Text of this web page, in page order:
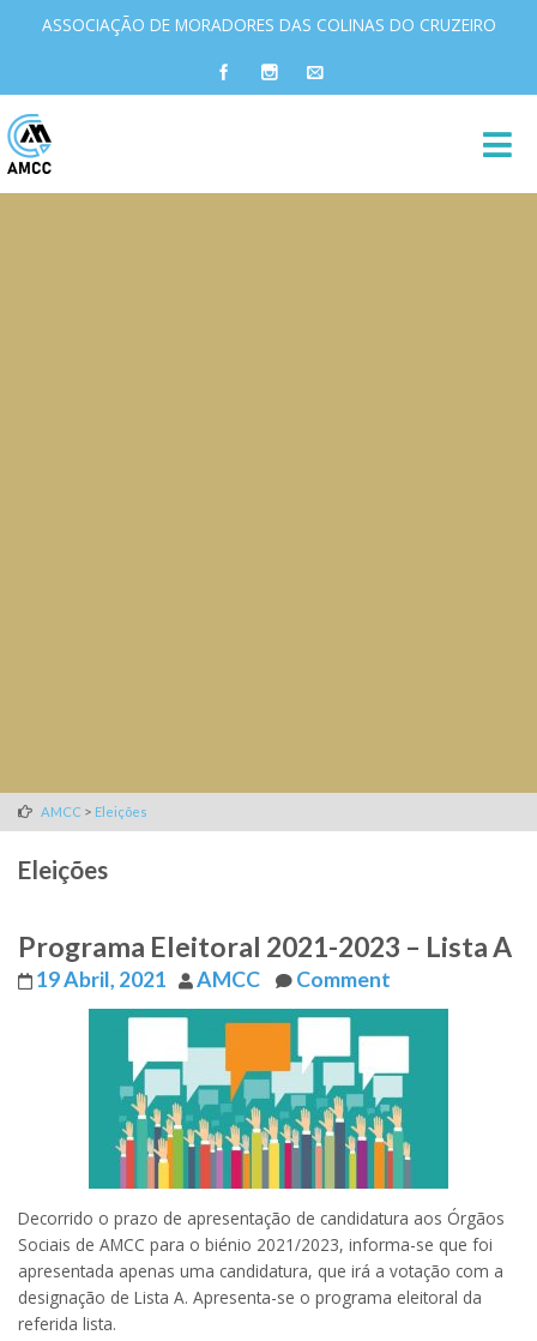
ASSOCIAÇÃO DE MORADORES DAS COLINAS DO CRUZEIRO
AMCC > Eleições
Eleições
Programa Eleitoral 2021-2023 – Lista A
19 Abril, 2021 AMCC Comment
Decorrido o prazo de apresentação de candidatura aos Órgãos
Sociais de AMCC para o biénio 2021/2023, informa-se que foi
apresentada apenas uma candidatura, que irá a votação com a
designação de Lista A. Apresenta-se o programa eleitoral da
referida lista.